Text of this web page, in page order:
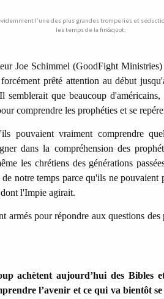
Joe Schimmel (GoodFight
prêté attention au début
semblerait que beaucoup
comprendre les prophéties et se
pouvaient vraiment comprendre
dans la compréhension des
les chrétiens des générations
notre temps parce qu'ils ne pouvaient
l'Impie agirait.
armés pour répondre aux questions
achètent aujourd’hui des Bibles
l’avenir et ce qui va bientôt